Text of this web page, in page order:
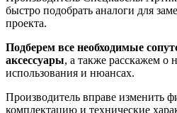
быстро подобрать аналоги для
проекта.
Подберем все необходимые
аксессуары, а также расскажем о
использования и нюансах.
Производитель вправе изменить
комплектацию и технические